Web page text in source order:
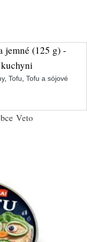
jemné (125 g) -
, Tofu Tofu a sójové
Veto